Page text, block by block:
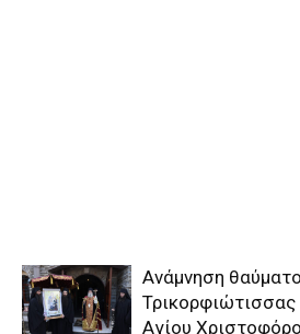
Ανάμνηση
Τρικορφιώτισσας
Αγίου